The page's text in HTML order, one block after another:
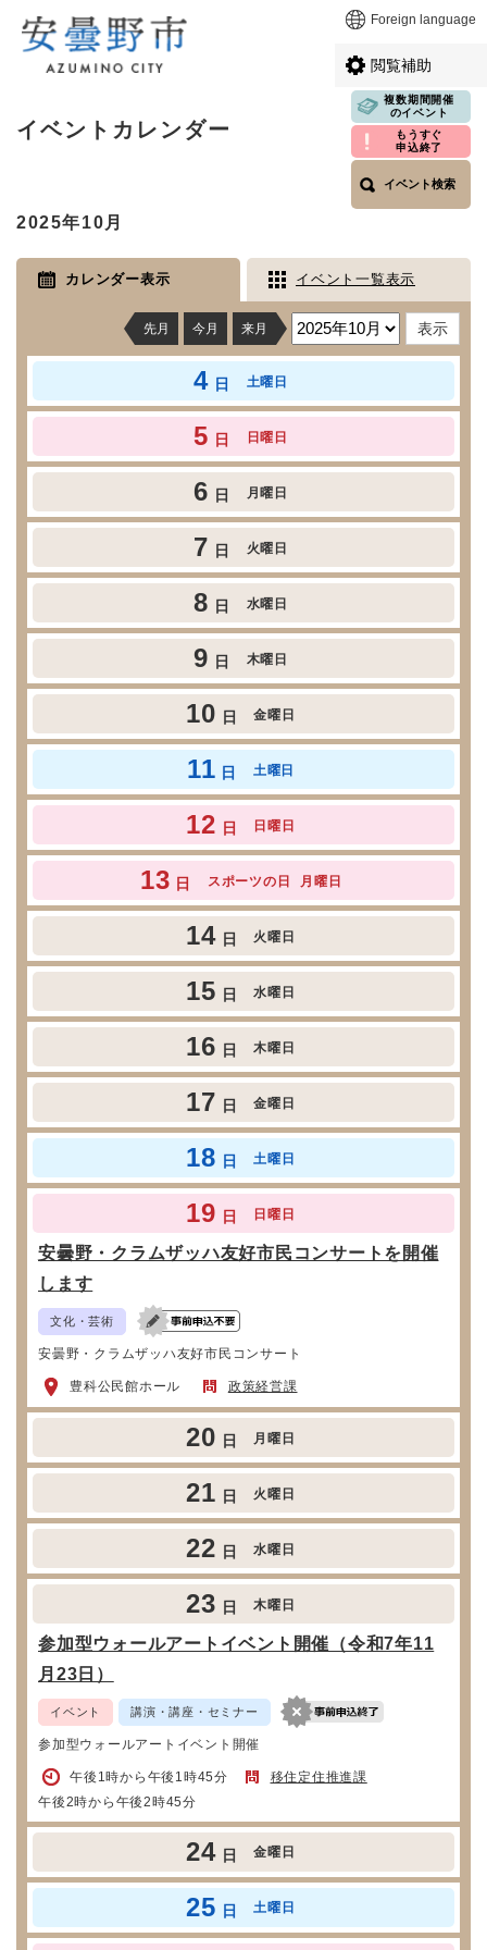
メニューを飛ばして本文へ Foreign language
閲覧補助
文
イベントカレンダー
複数期間開催
のイベント
もうすぐ
申込終了
イベント検索
2025年10月
カレンダー表示 イベント一覧表示
先月 今月 来月
4 日 土曜日
5 日 日曜日
6 日 月曜日
7 日 火曜日
8 日 水曜日
9 日 木曜日
10 日 金曜日
11 日 土曜日
12 日 日曜日
13 日 スポーツの日 月曜日
14 日 火曜日
15 日 水曜日
16 日 木曜日
17 日 金曜日
18 日 土曜日
19 日 日曜日
安曇野・クラムザッハ友好市民コンサートを開催
します
文化・芸術
安曇野・クラムザッハ友好市民コンサート
豊科公民館ホール 政策経営課
20 日 月曜日
21 日 火曜日
22 日 水曜日
23 日 木曜日
参加型ウォールアートイベント開催（令和7年11
月23日）
イベント 講演・講座・セミナー
参加型ウォールアートイベント開催
午後1時から午後1時45分
午後2時から午後2時45分
移住定住推進課
24 日 金曜日
25 日 土曜日